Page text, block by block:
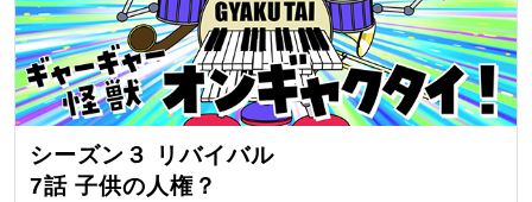
シーズン３ リバイバル
7話 子供の人権？